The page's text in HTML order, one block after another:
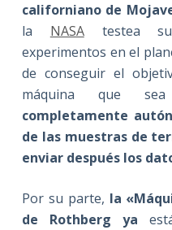
californiano de
la NASAtestea
experimentos en el
de conseguir el
máquina que
completamente
de las muestras de
enviar después los
Por su parte, la
de Rothberg ya